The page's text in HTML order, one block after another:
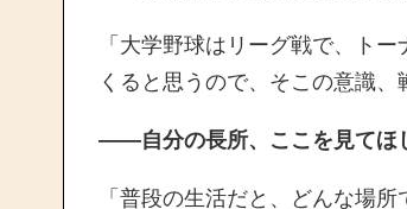
「大学野球はリーグ戦で、ト
くると思うので、そこの意識、
——自分の長所、ここを見てほ
「普段の生活だと、どんな場